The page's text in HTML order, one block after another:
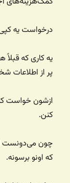
درخواست یه کپی
پر از اطلاعات
ازشون خواست
کنن.
که اونو برسونه.